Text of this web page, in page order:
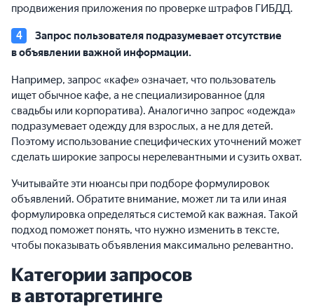
продвижения приложения по проверке штрафов ГИБДД.
Запрос пользователя подразумевает отсутствие
в объявлении важной информации.
Например, запрос «кафе» означает, что пользователь
ищет обычное кафе, а не специализированное (для
свадьбы или корпоратива). Аналогично запрос «одежда»
подразумевает одежду для взрослых, а не для детей.
Поэтому использование специфических уточнений может
сделать широкие запросы нерелевантными и сузить охват.
Учитывайте эти нюансы при подборе формулировок
объявлений. Обратите внимание, может ли та или иная
формулировка определяться системой как важная. Такой
подход поможет понять, что нужно изменить в тексте,
чтобы показывать объявления максимально релевантно.
Категории запросов
в автотаргетинге